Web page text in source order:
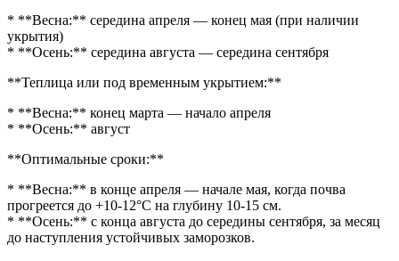
* **Весна:** середина апреля — конец мая (при наличии
укрытия)
* **Осень:** середина августа — середина сентября
**Теплица или под временным укрытием:**
* **Весна:** конец марта — начало апреля
* **Осень:** август
**Оптимальные сроки:**
* **Весна:** в конце апреля — начале мая, когда почва
прогреется до +10-12°С на глубину 10-15 см.
* **Осень:** с конца августа до середины сентября, за месяц
до наступления устойчивых заморозков.